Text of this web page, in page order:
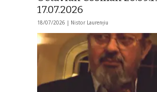
17.07.2026
18/07/2026 | Nistor Laurențiu